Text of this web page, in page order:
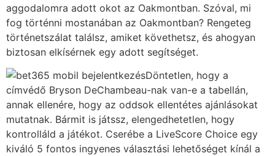
aggodalomra adott okot az Oakmontban. Szóval, mi
fog történni mostanában az Oakmontban? Rengeteg
történetszálat találsz, amiket követhetsz, és ahogyan
biztosan elkísérnek egy adott segítséget.
Döntetlen, hogy a
címvédő Bryson DeChambeau-nak van-e a tabellán,
annak ellenére, hogy az oddsok ellentétes ajánlásokat
mutatnak. Bármit is játssz, elengedhetetlen, hogy
kontrolláld a játékot. Cserébe a LiveScore Choice egy
kiváló 5 fontos ingyenes választási lehetőséget kínál a